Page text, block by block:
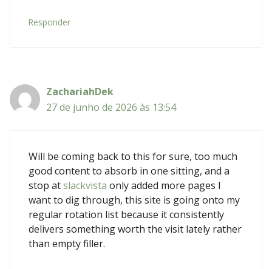
Responder
ZachariahDek
27 de junho de 2026 às 13:54
Will be coming back to this for sure, too much
good content to absorb in one sitting, and a
stop atslackvista only added more pages I
want to dig through, this site is going onto my
regular rotation list because it consistently
delivers something worth the visit lately rather
than empty filler.